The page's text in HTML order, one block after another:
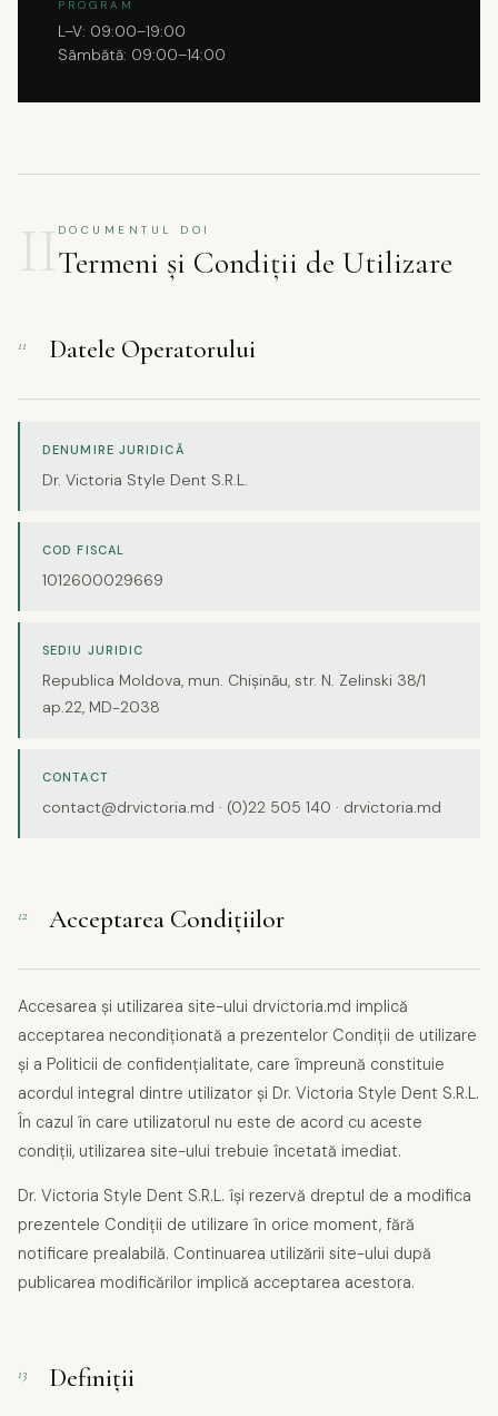
PROGRAM
L–V: 09:00–19:00
Sâmbătă: 09:00–14:00
II DOCUMENTUL DOI
Termeni și Condiții de Utilizare
11 Datele Operatorului
DENUMIRE JURIDICĂ
Dr. Victoria Style Dent S.R.L.
COD FISCAL
1012600029669
SEDIU JURIDIC
Republica Moldova, mun. Chișinău, str. N. Zelinski 38/1
ap.22, MD-2038
CONTACT
contact@drvictoria.md · (0)22 505 140 · drvictoria.md
12 Acceptarea Condițiilor
Accesarea și utilizarea site-ului drvictoria.md implică
acceptarea necondiționată a prezentelor Condiții de utilizare
și a Politicii de confidențialitate, care împreună constituie
acordul integral dintre utilizator și Dr. Victoria Style Dent S.R.L.
În cazul în care utilizatorul nu este de acord cu aceste
condiții, utilizarea site-ului trebuie încetată imediat.
Dr. Victoria Style Dent S.R.L. își rezervă dreptul de a modifica
prezentele Condiții de utilizare în orice moment, fără
notificare prealabilă. Continuarea utilizării site-ului după
publicarea modificărilor implică acceptarea acestora.
13 Definiții